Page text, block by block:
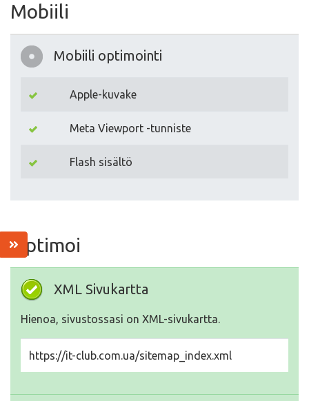
Mobiili
Mobiili optimointi
Apple-kuvake
Meta Viewport -tunniste
Flash sisältö
Optimoi
XML Sivukartta
Hienoa, sivustossasi on XML-sivukartta.
https://it-club.com.ua/sitemap_index.xml